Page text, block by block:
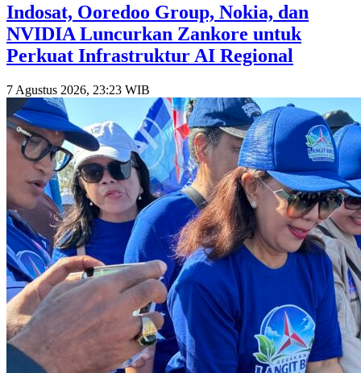
Indosat, Ooredoo Group, Nokia, dan
NVIDIA Luncurkan Zankore untuk
Perkuat Infrastruktur AI Regional
7 Agustus 2026, 23:23 WIB